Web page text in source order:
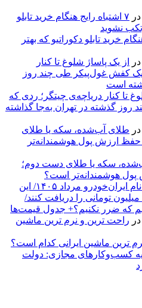
در
۷ اشتباه رایج هنگام خرید تابلو
نشوید
خرید تابلو دکوراتیو که بهتر
در
از یک پاساژ شلوغ تا کنار
کفش غول‌پیکر طی چند روز
است
تا کنار دریاچه‌ی چیتگر؛ ردی که
گذشته در تهران به‌جا گذاشته
در طلای آب‌شده، سکه یا طلای
ارزش پول هوشمندانه‌تر
سکه یا طلای دست دوم؛
هوشمندانه‌تر است؟
ثبت‌نام ایران‌خودرو مرداد ۱۴۰۵/ این
افراد می‌توانند سود ا ۵۳۰ میلیون تومانی را دریافت کنند/
که ضرر نکنیم؟+ جدول قیمت‌ها
در راحت ترین و نرم ترین ماشین
ترین ماشین ایرانی کدام است؟
کسب‌وکارهای مجازی: دولت